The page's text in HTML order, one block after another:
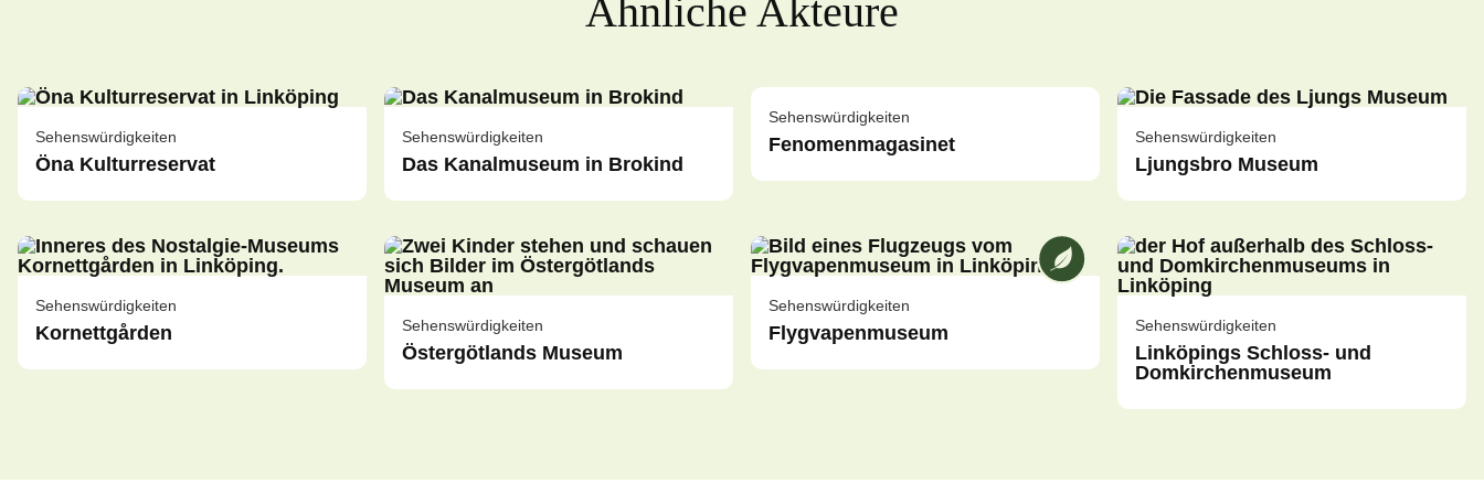
Ähnliche Akteure
Sehenswürdigkeiten
Öna Kulturreservat
Sehenswürdigkeiten
Das Kanalmuseum in Brokind
Sehenswürdigkeiten
Fenomenmagasinet Sehenswürdigkeiten
Ljungsbro Museum
Sehenswürdigkeiten
Kornettgården Sehenswürdigkeiten
Östergötlands Museum
Wir bei [ANAME] sind ein umweltgesichertes
Sehenswürdigkeiten
Flygvapenmuseum Sehenswürdigkeiten
Linköpings Schloss- und
Domkirchenmuseum